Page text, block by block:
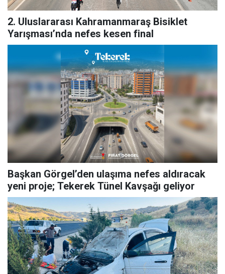
2. Uluslararası Kahramanmaraş Bisiklet
Yarışması’nda nefes kesen final
Başkan Görgel’den ulaşıma nefes aldıracak
yeni proje; Tekerek Tünel Kavşağı geliyor